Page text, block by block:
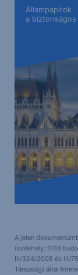
Állampapírok
a
A jelen
(székhely: 1138
III/324/2008 és III/
Társaság) által